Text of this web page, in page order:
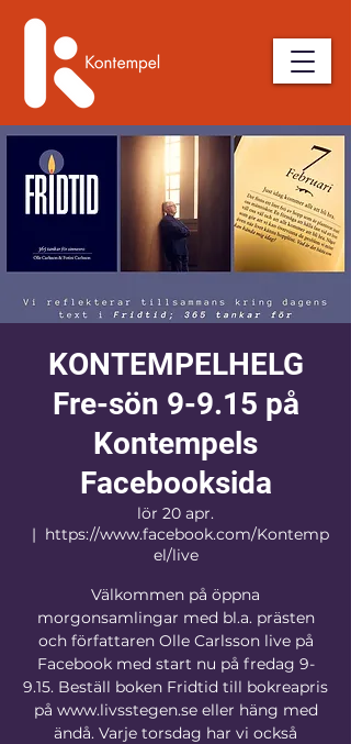
KONTEMPELHELG
Fre-sön 9-9.15 på
Kontempels
Facebooksida
lör 20 apr.
  |
https://www.facebook.com/Kontemp
el/live
Välkommen på öppna
morgonsamlingar med bl.a. prästen
och författaren Olle Carlsson live på
Facebook med start nu på fredag 9-
9.15. Beställ boken Fridtid till bokreapris
på www.livsstegen.se eller häng med
ändå. Varje torsdag har vi också